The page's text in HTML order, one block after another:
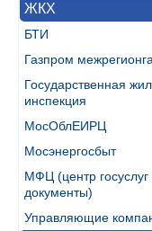
ЖКХ
БТИ
Газпром
Государственная
инспекция
МосОблЕИРЦ
Мосэнергосбыт
МФЦ (центр
документы)
Управляющие